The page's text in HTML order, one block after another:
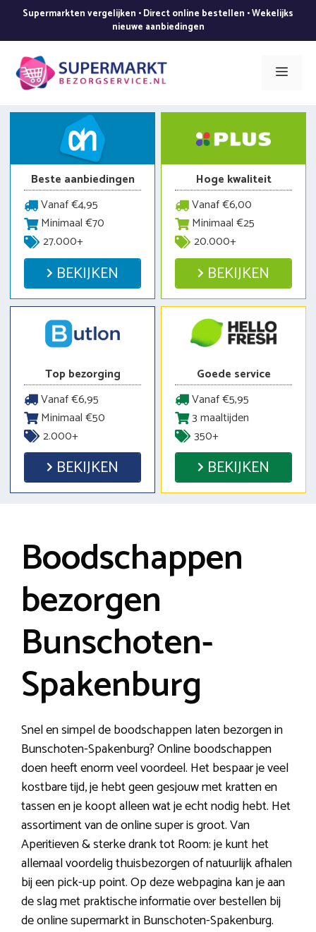
de
inhoud
Supermarkten vergelijken • Direct online bestellen • Wekelijks
nieuwe aanbiedingen
Menu
Beste aanbiedingen
Vanaf €4,95
Minimaal €70
27.000+
BEKIJKEN
Hoge kwaliteit
Vanaf €6,00
Minimaal €25
20.000+
BEKIJKEN
Top bezorging
Vanaf €6,95
Minimaal €50
2.000+
BEKIJKEN
Goede service
Vanaf €5,95
3 maaltijden
350+
BEKIJKEN
Boodschappen
bezorgen
Bunschoten-
Spakenburg
Snel en simpel de boodschappen laten bezorgen in
Bunschoten-Spakenburg? Online boodschappen
doen heeft enorm veel voordeel. Het bespaar je veel
kostbare tijd, je hebt geen gesjouw met kratten en
tassen en je koopt alleen wat je echt nodig hebt. Het
assortiment van de online super is groot. Van
Aperitieven & sterke drank tot Room: je kunt het
allemaal voordelig thuisbezorgen of natuurlijk afhalen
bij een pick-up point. Op deze webpagina kan je aan
de slag met praktische informatie over bestellen bij
de online supermarkt in Bunschoten-Spakenburg.